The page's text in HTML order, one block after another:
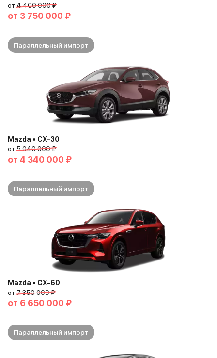
от4 400 000 ₽
от 3 750 000 ₽
Параллельный импорт
Mazda • CX-30
от5 040 000 ₽
от 4 340 000 ₽
Параллельный импорт
Mazda • CX-60
от7 350 000 ₽
от 6 650 000 ₽
Параллельный импорт